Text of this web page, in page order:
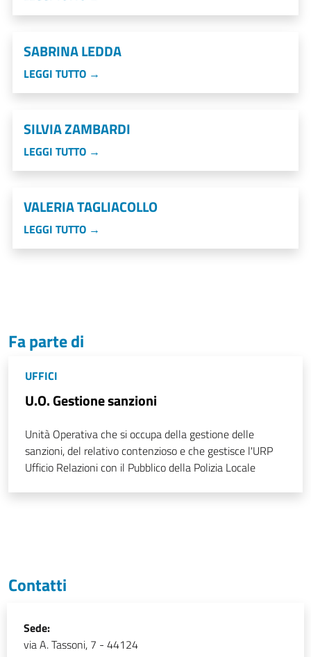
SABRINA LEDDA
LEGGI TUTTO →
SILVIA ZAMBARDI
LEGGI TUTTO →
VALERIA TAGLIACOLLO
LEGGI TUTTO →
Fa parte di
UFFICI
U.O. Gestione sanzioni
Unità Operativa che si occupa della gestione delle
sanzioni, del relativo contenzioso e che gestisce l'URP
Ufficio Relazioni con il Pubblico della Polizia Locale
Contatti
Sede:
via A. Tassoni, 7 - 44124